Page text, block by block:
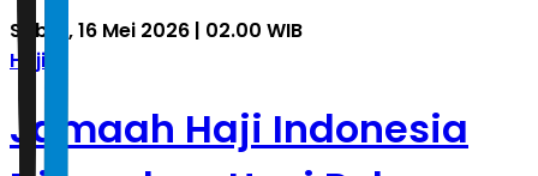
Sabtu, 16 Mei 2026 | 02.00 WIB
Haji
Jamaah Haji Indonesia